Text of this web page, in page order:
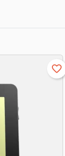
favorite_border